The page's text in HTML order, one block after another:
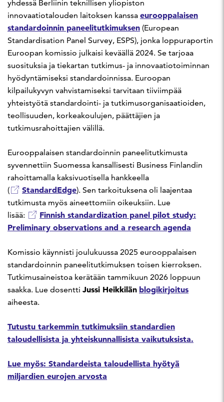
yhdessä Berliinin teknillisen yliopiston
innovaatiotalouden laitoksen kanssa eurooppalaisen
standardoinnin paneelitutkimuksen (European
Standardisation Panel Survey, ESPS), jonka loppuraportin
Euroopan komissio julkaisi keväällä 2024. Se tarjoaa
suosituksia ja tiekartan tutkimus- ja innovaatiotoiminnan
hyödyntämiseksi standardoinnissa. Euroopan
kilpailukyvyn vahvistamiseksi tarvitaan tiiviimpää
yhteistyötä standardointi- ja tutkimusorganisaatioiden,
teollisuuden, korkeakoulujen, päättäjien ja
tutkimusrahoittajien välillä.
Eurooppalaisen standardoinnin paneelitutkimusta
syvennettiin Suomessa kansallisesti Business Finlandin
rahoittamalla kaksivuotisella hankkeella
(
StandardEdge). Sen tarkoituksena oli laajentaa
tutkimusta myös aineettomiin oikeuksiin. Lue
lisää:
Finnish standardization panel pilot study:
Preliminary observations and a research agenda
Komissio käynnisti joulukuussa 2025 eurooppalaisen
standardoinnin paneelitutkimuksen toisen kierroksen.
Tutkimusaineistoa kerätään tammikuun 2026 loppuun
saakka. Lue dosentti Jussi Heikkilän blogikirjoitus
aiheesta.
Tutustu tarkemmin tutkimuksiin standardien
taloudellisista ja yhteiskunnallisista vaikutuksista.
Lue myös: Standardeista taloudellista hyötyä
miljardien eurojen arvosta